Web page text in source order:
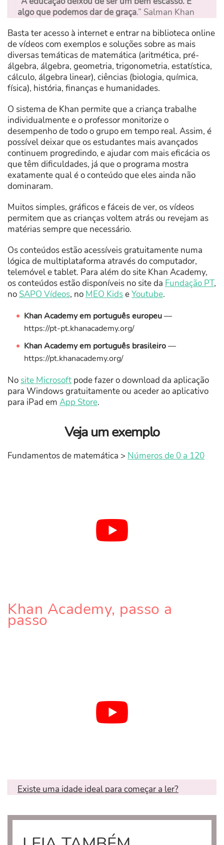
algo que podemos dar de graça.” Salman Khan
Basta ter acesso à internet e entrar na biblioteca online
de vídeos com exemplos e soluções sobre as mais
diversas temáticas de matemática (aritmética, pré-
álgebra, álgebra, geometria, trigonometria, estatística,
cálculo, álgebra linear), ciências (biologia, química,
física), história, finanças e humanidades.
O sistema de Khan permite que a criança trabalhe
individualmente e o professor monitorize o
desempenho de todo o grupo em tempo real. Assim, é
possível deixar que os estudantes mais avançados
continuem progredindo, e ajudar com mais eficácia os
que têm dificuldades, já que o programa mostra
exatamente qual é o conteúdo que eles ainda não
dominaram.
Muitos simples, gráficos e fáceis de ver, os vídeos
permitem que as crianças voltem atrás ou revejam as
matérias sempre que necessário.
Os conteúdos estão acessíveis gratuitamente numa
lógica de multiplataforma através do computador,
telemóvel e tablet. Para além do site Khan Academy,
os conteúdos estão disponíveis no site da Fundação PT,
no SAPO Vídeos, no MEO KidseYoutube.
Khan Academy em português europeu—
https://pt-pt.khanacademy.org/
Khan Academy em português brasileiro—
https://pt.khanacademy.org/
No site Microsoft pode fazer o download da aplicação
para Windows gratuitamente ou aceder ao aplicativo
para iPad em App Store.
Veja um exemplo
Fundamentos de matemática > Números de 0 a 120
Khan Academy, passo a
passo
Existe uma idade ideal para começar a ler?